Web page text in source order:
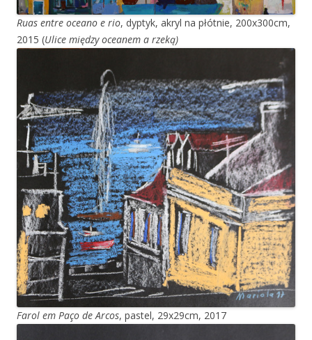
Ruas entre oceano e rio, dyptyk, akryl na płótnie, 200x300cm,
2015 (Ulice między oceanem a rzeką)
Farol em Paço de Arcos, pastel, 29x29cm, 2017